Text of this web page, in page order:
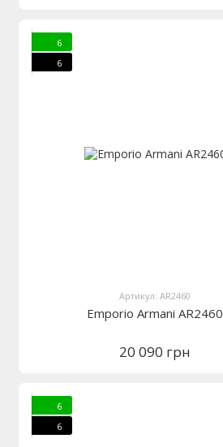
6
6
Артикул: AR2460
Emporio Armani AR2460
20 090 грн
6
6